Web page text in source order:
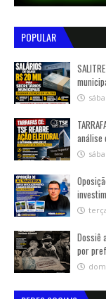
POPULAR
análise
Dossiê
por